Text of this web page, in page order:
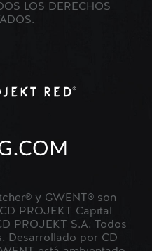
LOS DERECHOS
y GWENT® son
PROJEKT Capital
PROJEKT S.A. Todos
Desarrollado por CD